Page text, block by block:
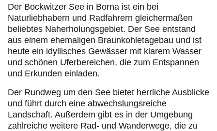
Der Bockwitzer See in Borna ist ein bei
Naturliebhabern und Radfahrern gleichermaßen
beliebtes Naherholungsgebiet. Der See entstand
aus einem ehemaligen Braunkohletagebau und ist
heute ein idyllisches Gewässer mit klarem Wasser
und schönen Uferbereichen, die zum Entspannen
und Erkunden einladen.
Der Rundweg um den See bietet herrliche Ausblicke
und führt durch eine abwechslungsreiche
Landschaft. Außerdem gibt es in der Umgebung
zahlreiche weitere Rad- und Wanderwege, die zu